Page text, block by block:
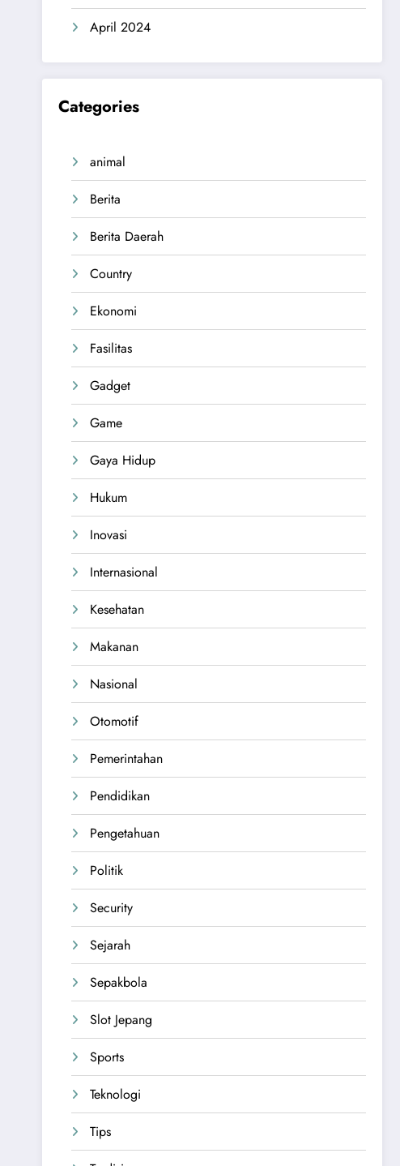
April 2024
Categories
animal
Berita
Berita Daerah
Country
Ekonomi
Fasilitas
Gadget
Game
Gaya Hidup
Hukum
Inovasi
Internasional
Kesehatan
Makanan
Nasional
Otomotif
Pemerintahan
Pendidikan
Pengetahuan
Politik
Security
Sejarah
Sepakbola
Slot Jepang
Sports
Teknologi
Tips